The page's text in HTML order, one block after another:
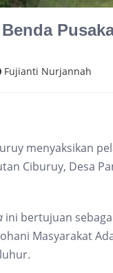
Fujianti Nurjannah
menyaksikan
Ciburuy, Desa
ini bertujuan
Masyarakat